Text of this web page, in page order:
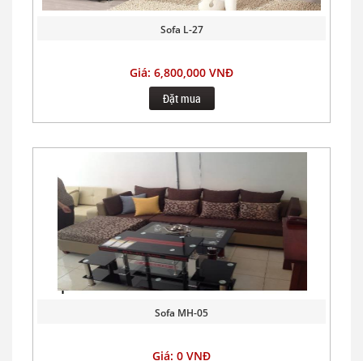
Sofa L-27
Giá: 6,800,000 VNĐ
Đặt mua
Sofa MH-05
Giá: 0 VNĐ